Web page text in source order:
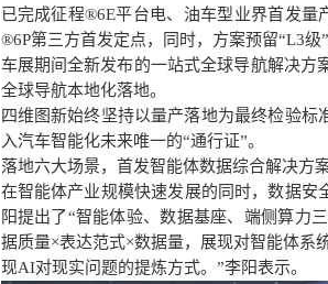
已完成征程®6E平台电、油车型业界首发量
®6P第三方首发定点，同时，方案预留“L3级
车展期间全新发布的一站式全球导航解决方
全球导航本地化落地。
四维图新始终坚持以量产落地为最终检验
入汽车智能化未来唯一的“通行证”。
落地六大场景，首发智能体数据综合解决方
在智能体产业规模快速发展的同时，数据安
阳提出了“智能体验、数据基座、端侧算力
据质量×表达范式×数据量，展现对智能体系
现AI对现实问题的提炼方式。”李阳表示。